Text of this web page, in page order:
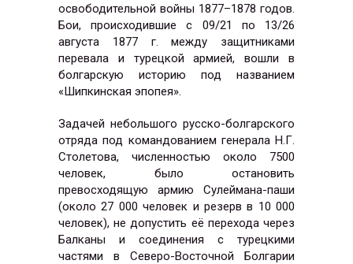
освободительной войны 1877–1878 годов.
Бои, происходившие с 09/21 по 13/26
августа 1877 г.
между защитниками
перевала и турецкой армией, вошли в
болгарскую историю под названием
«Шипкинская эпопея».
Задачей небольшого русско-болгарского
отряда под командованием генерала Н.Г.
Столетова, численностью около 7500
человек, было остановить
превосходящую армию Сулеймана-паши
(около 27 000 человек и резерв в 10 000
человек), не допустить её перехода через
Балканы и соединения с турецкими
частями в Северо-Восточной Болгарии